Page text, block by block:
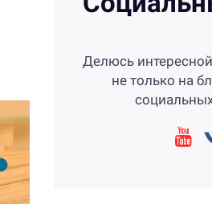
Делюсь
не только на